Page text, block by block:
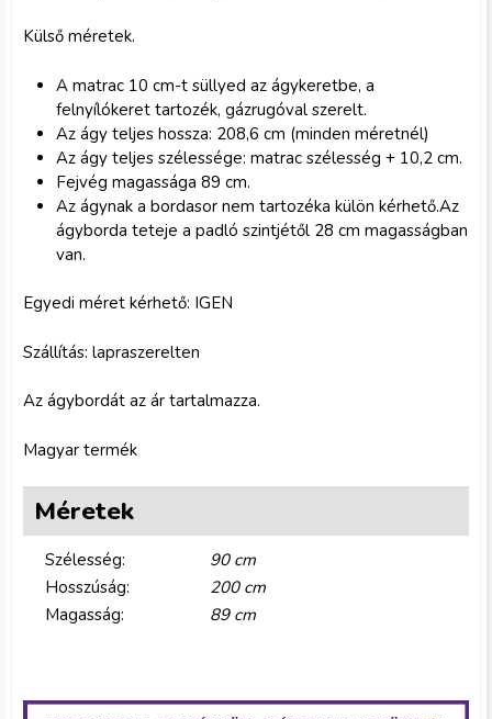
Külső méretek.
A matrac 10 cm-t süllyed az ágykeretbe, a
felnyílókeret tartozék, gázrugóval szerelt.
Az ágy teljes hossza: 208,6 cm (minden méretnél)
Az ágy teljes szélessége: matrac szélesség + 10,2 cm.
Fejvég magassága 89 cm.
Az ágynak a bordasor nem tartozéka külön kérhető.Az
ágyborda teteje a padló szintjétől 28 cm magasságban
van.
Egyedi méret kérhető: IGEN
Szállítás: lapraszerelten
Az ágybordát az ár tartalmazza.
Magyar termék
Méretek
Szélesség:
90 cm
Hosszúság:
200 cm
Magasság:
89 cm